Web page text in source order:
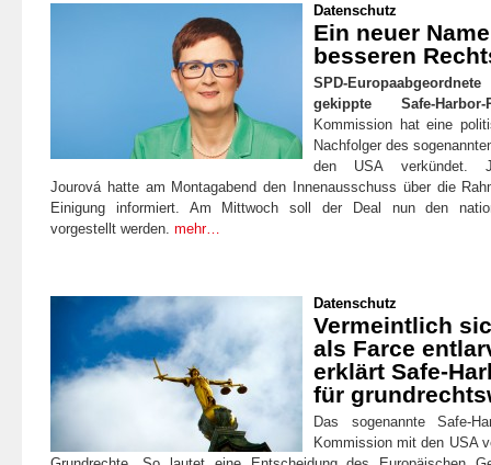
Datenschutz
Ein neuer
besseren
SPD-
gekippte Safe-Harbor-
Kommission hat eine
Nachfolger des
den USA verkündet.
Jourová hatte am Montagabend den Innenausschuss über die
Einigung informiert. Am Mittwoch soll der Deal nun den
vorgestellt werden. mehr…
Datenschutz
Vermeintlich
als Farce
erklärt Safe-
für
Das sogenannte Safe-
Kommission mit den USA